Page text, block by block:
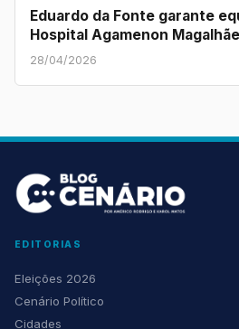
Eduardo da Fonte garante
Hospital Agamenon
28/04/2026
EDITORIAS
Eleições 2026
Cenário Político
Cidades